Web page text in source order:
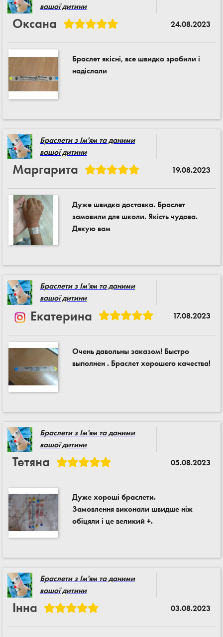
вашої дитини
Оксана 24.08.2023
Браслет якісні, все швидко зробили і
надіслали
Браслети з Ім'ям та даними
вашої дитини
Маргарита 19.08.2023
Дуже швидка доставка. Браслет
замовили для школи. Якість чудова.
Дякую вам
Браслети з Ім'ям та даними
вашої дитини
Екатерина 17.08.2023
Очень давольны заказом! Быстро
выполнен . Браслет хорошего качества!
Браслети з Ім'ям та даними
вашої дитини
Тетяна 05.08.2023
Дуже хороші браслети.
Замовлення виконали швидше ніж
обіцяли і це великий +.
Браслети з Ім'ям та даними
вашої дитини
Інна 03.08.2023